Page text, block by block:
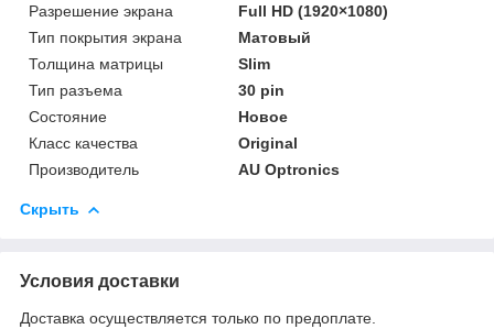
Разрешение экрана
Full HD (1920×1080)
Тип покрытия экрана
Матовый
Толщина матрицы
Slim
Тип разъема
30 pin
Состояние
Новое
Класс качества
Original
Производитель
AU Optronics
Скрыть
Условия доставки
Доставка осуществляется только по предоплате.